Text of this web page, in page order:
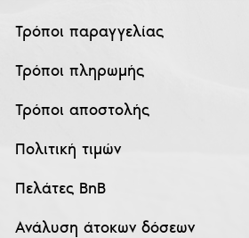
Τρόποι παραγγελίας
Τρόποι πληρωμής
Τρόποι αποστολής
Πολιτική τιμών
Πελάτες BnB
Ανάλυση άτοκων δόσεων